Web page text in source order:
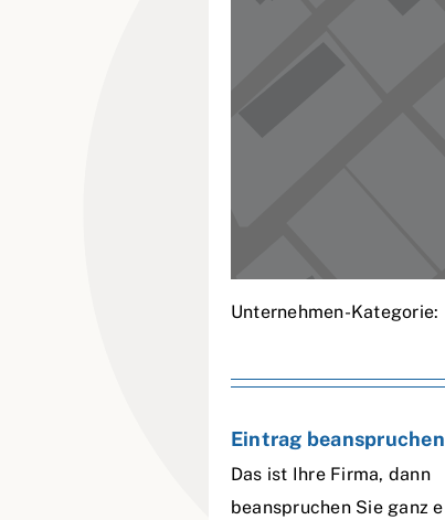
Unternehmen-Kategorie:
Eintrag
Das ist Ihre Firma, dann
beanspruchen Sie ganz